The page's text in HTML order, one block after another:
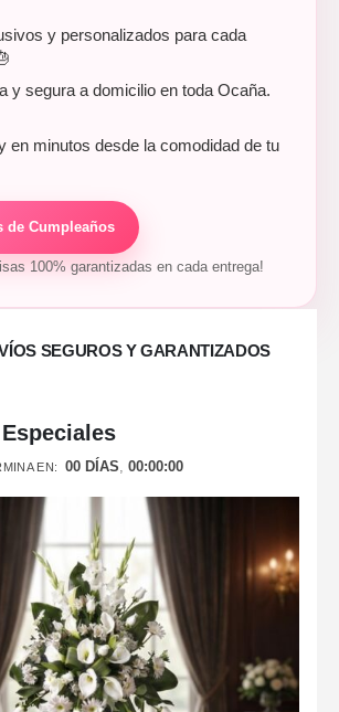
y personalizados para cada
y segura a domicilio en toda Ocaña.
en minutos desde la comodidad de tu
de Cumpleaños
100% garantizadas en cada entrega!
SEGUROS Y GARANTIZADOS
EN: 00 DÍAS 00:00:00